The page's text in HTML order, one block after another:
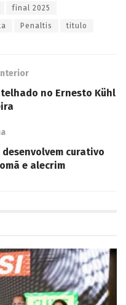
final 2025
Penaltis titulo
no Ernesto Kühl
curativo
e alecrim